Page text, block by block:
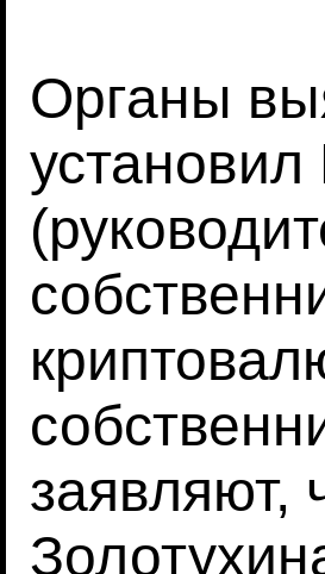
Органы
установил
заявляют,